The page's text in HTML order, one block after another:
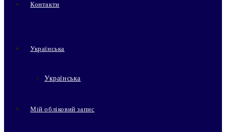
Контакти
Українська
Українська
Мій обліковий запис